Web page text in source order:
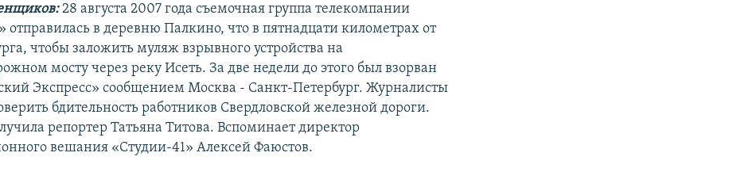
28 августа 2007 года съемочная группа телекомпании
отправилась в деревню Палкино, что в пятнадцати километрах от
чтобы заложить муляж взрывного устройства на
мосту через реку Исеть. За две недели до этого был взорван
Экспресс» сообщением Москва - Санкт-Петербург. Журналисты
бдительность работников Свердловской железной дороги.
репортер Татьяна Титова. Вспоминает директор
вешания «Студии-41» Алексей Фаюстов.